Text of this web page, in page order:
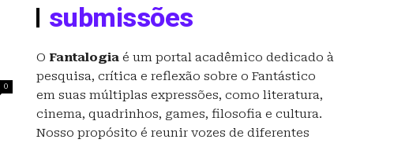
0
submissões
O Fantalogia é um portal acadêmico dedicado à
pesquisa, crítica e reflexão sobre o Fantástico
em suas múltiplas expressões, como literatura,
cinema, quadrinhos, games, filosofia e cultura.
Nosso propósito é reunir vozes de diferentes